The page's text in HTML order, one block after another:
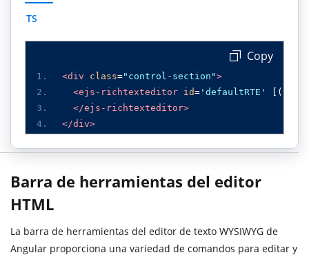
TS
<div class="control-section">
<ejs-richtexteditor id= 'defaultRTE' [(
</ejs-richtexteditor>
</div>
Copy
Barra de herramientas del editor
HTML
La barra de herramientas del editor de texto WYSIWYG de
Angular proporciona una variedad de comandos para editar y